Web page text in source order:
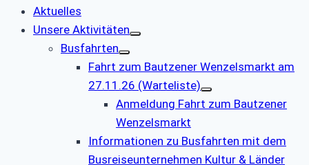
Aktuelles
Unsere Aktivitäten
Busfahrten
Fahrt zum Bautzener Wenzelsmarkt am
27.11.26 (Warteliste)
Anmeldung Fahrt zum Bautzener
Wenzelsmarkt
Informationen zu Busfahrten mit dem
Busreiseunternehmen Kultur & Länder